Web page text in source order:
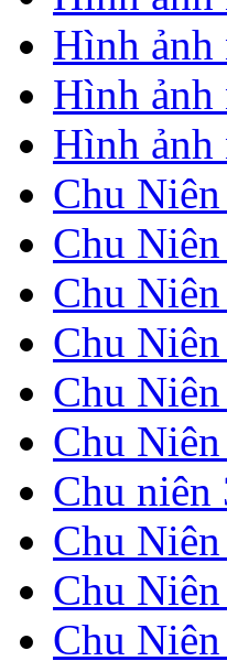
Hình ảnh
Hình ảnh
Hình ảnh
Chu
Chu
Chu
Chu
Chu
Chu
Chu niên
Chu
Chu
Chu